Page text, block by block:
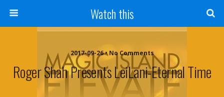
Watch this
2017-09-26 • No Comments
Roger Shah Presents LeiLani-Eternal Time